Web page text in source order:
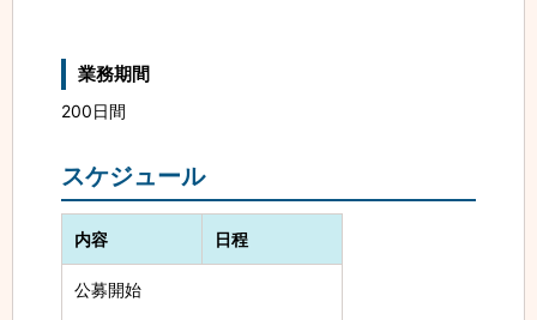
業務期間
200日間
スケジュール
内容 日程
公募開始